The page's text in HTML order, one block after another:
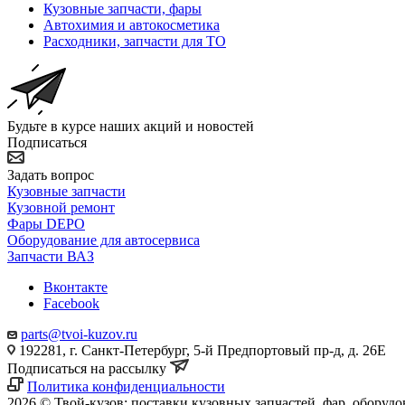
Кузовные запчасти, фары
Автохимия и автокосметика
Расходники, запчасти для ТО
Будьте в курсе наших акций и новостей
Подписаться
Задать вопрос
Кузовные запчасти
Кузовной ремонт
Фары DEPO
Оборудование для автосервиса
Запчасти ВАЗ
Вконтакте
Facebook
parts@tvoi-kuzov.ru
192281, г. Санкт-Петербург, 5-й Предпортовый пр-д, д. 26Е
Подписаться на рассылку
Политика конфиденциальности